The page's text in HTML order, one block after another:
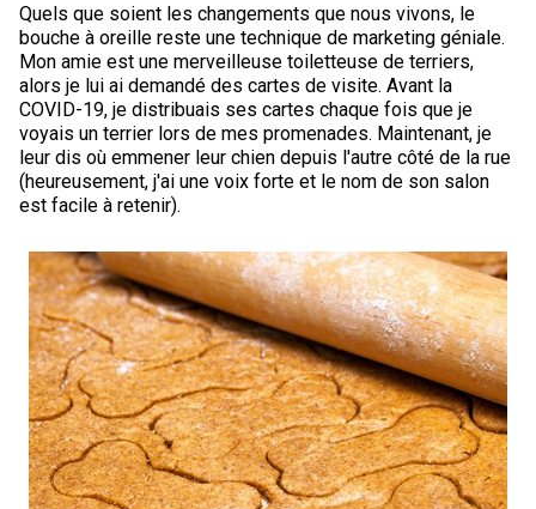
Quels que soient les changements que nous vivons, le
bouche à oreille reste une technique de marketing géniale.
Mon amie est une merveilleuse toiletteuse de terriers,
alors je lui ai demandé des cartes de visite. Avant la
COVID-19, je distribuais ses cartes chaque fois que je
voyais un terrier lors de mes promenades. Maintenant, je
leur dis où emmener leur chien depuis l'autre côté de la rue
(heureusement, j'ai une voix forte et le nom de son salon
est facile à retenir).